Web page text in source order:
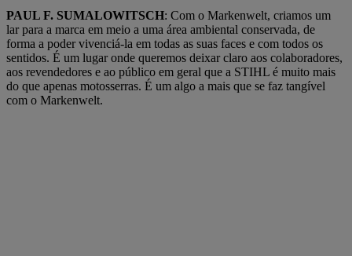
PAUL F. SUMALOWITSCH: Com o Markenwelt, criamos um
lar para a marca em meio a uma área ambiental conservada, de
forma a poder vivenciá-la em todas as suas faces e com todos os
sentidos. É um lugar onde queremos deixar claro aos colaboradores,
aos revendedores e ao público em geral que a STIHL é muito mais
do que apenas motosserras. É um algo a mais que se faz tangível
com o Markenwelt.